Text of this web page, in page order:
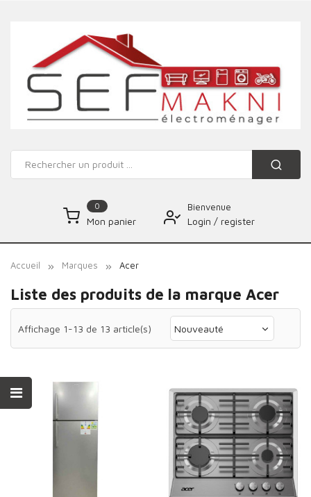
0
Mon panier
Bienvenue
Login / register
Accueil Marques Acer
Liste des produits de la marque Acer
Affichage 1-13 de 13 article(s) Nouveauté